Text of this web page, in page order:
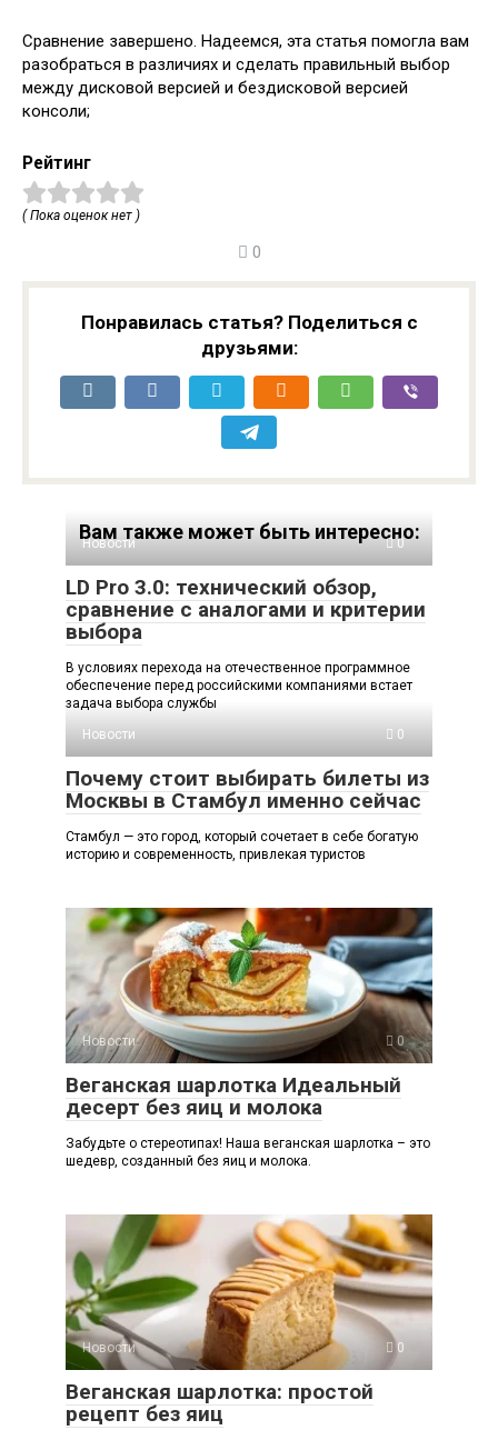
Сравнение завершено. Надеемся, эта статья помогла вам
разобраться в различиях и сделать правильный выбор
между дисковой версией и бездисковой версией
консоли;
Рейтинг
( Пока оценок нет )
0
Понравилась статья? Поделиться с
друзьями:
Вам также может быть интересно:
Новости 0
LD Pro 3.0: технический обзор,
сравнение с аналогами и критерии
выбора
В условиях перехода на отечественное программное
обеспечение перед российскими компаниями встает
задача выбора службы
Новости
0
Почему стоит выбирать билеты из
Москвы в Стамбул именно сейчас
Стамбул — это город, который сочетает в себе богатую
историю и современность, привлекая туристов
Новости 0
Веганская шарлотка Идеальный
десерт без яиц и молока
Забудьте о стереотипах! Наша веганская шарлотка – это
шедевр, созданный без яиц и молока.
Новости 0
Веганская шарлотка: простой
рецепт без яиц